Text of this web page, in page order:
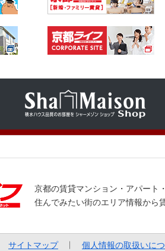
京都の賃貸マンション・アパート
住んでみたい街のエリア情報から
サイトマップ 個人情報の取扱いに